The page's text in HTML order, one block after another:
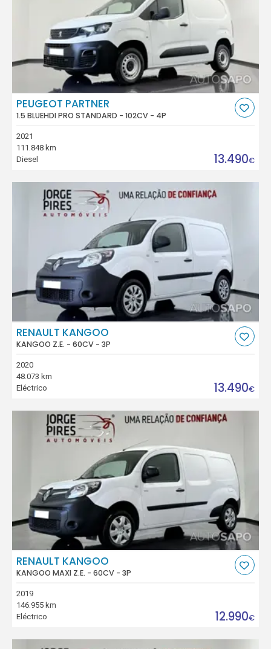
PEUGEOT PARTNER
1.5 BLUEHDI PRO STANDARD - 102CV - 4P
2021
111.848 km
Diesel
13.490€
RENAULT KANGOO
KANGOO Z.E. - 60CV - 3P
2020
48.073 km
Eléctrico
13.490€
RENAULT KANGOO
KANGOO MAXI Z.E. - 60CV - 3P
2019
146.955 km
Eléctrico
12.990€